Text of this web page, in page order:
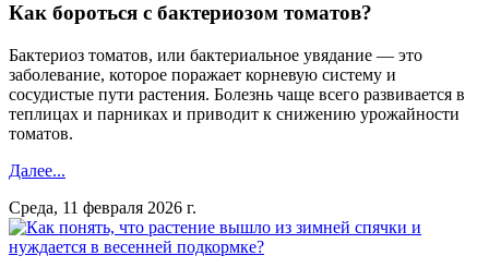
Как бороться с бактериозом томатов?
Бактериоз томатов, или бактериальное увядание — это
заболевание, которое поражает корневую систему и
сосудистые пути растения. Болезнь чаще всего развивается в
теплицах и парниках и приводит к снижению урожайности
томатов.
Далее...
Среда, 11 февраля 2026 г.